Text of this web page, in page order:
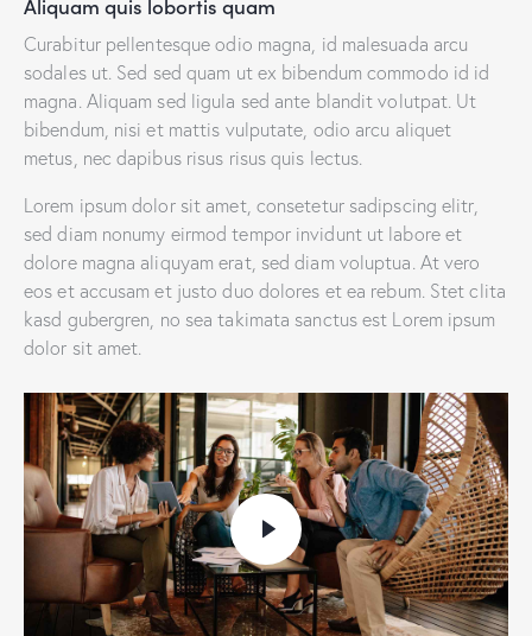
Aliquam quis lobortis quam
Curabitur pellentesque odio magna, id malesuada arcu
sodales ut. Sed sed quam ut ex bibendum commodo id id
magna. Aliquam sed ligula sed ante blandit volutpat. Ut
bibendum, nisi et mattis vulputate, odio arcu aliquet
metus, nec dapibus risus risus quis lectus.
Lorem ipsum dolor sit amet, consetetur sadipscing elitr,
sed diam nonumy eirmod tempor invidunt ut labore et
dolore magna aliquyam erat, sed diam voluptua. At vero
eos et accusam et justo duo dolores et ea rebum. Stet clita
kasd gubergren, no sea takimata sanctus est Lorem ipsum
dolor sit amet.